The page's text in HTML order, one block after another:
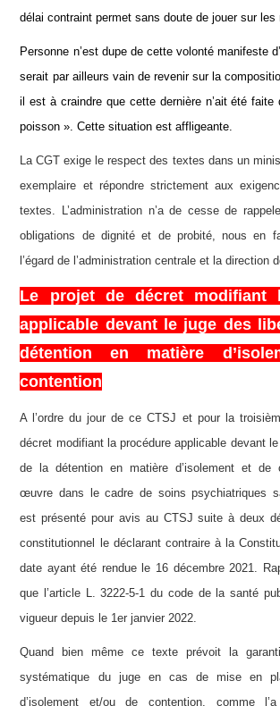
délai contraint permet sans doute de jouer sur les
Personne n’est dupe de cette volonté manifeste
serait par ailleurs vain de revenir sur la
il est à craindre que cette dernière n’ait été faite
poisson ». Cette situation est affligeante.
La CGT exige le respect des textes dans un
exemplaire et répondre strictement aux
textes. L’administration n’a de cesse de
obligations de dignité et de probité, nous en
l’égard de l’administration centrale et la direction
Le projet de décret modifiant
applicable devant le juge des
détention en matière
contention
A l’ordre du jour de ce CTSJ et pour la
décret modifiant la procédure applicable devant
de la détention en matière d’isolement et de
œuvre dans le cadre de soins psychiatriques
est présenté pour avis au CTSJ suite à deux
constitutionnel le déclarant contraire à la
date ayant été rendue le 16 décembre 2021.
que l’article L. 3222-5-1 du code de la santé
vigueur depuis le 1er janvier 2022.
Quand bien même ce texte prévoit la
systématique du juge en cas de mise en
d’isolement et/oude contention, comme